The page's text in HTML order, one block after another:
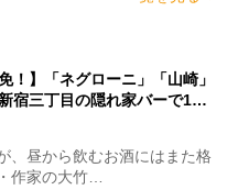
！】「ネグローニ」「山崎」
新宿三丁目の隠れ家バーで1…
昼から飲むお酒にはまた格
作家の大竹…